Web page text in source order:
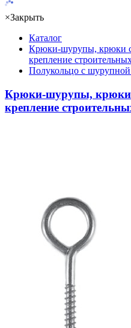
×Закрыть
Каталог
Крюки-шурупы, крюки с
крепление
Полукольцо с шурупной
Крюки-шурупы, крюки
крепление